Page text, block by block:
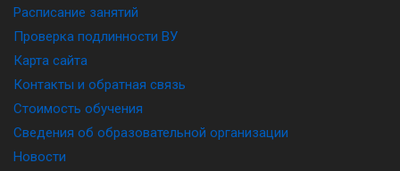
Расписание занятий
Проверка подлинности ВУ
Карта сайта
Контакты и обратная связь
Стоимость обучения
Сведения об образовательной организации
Новости